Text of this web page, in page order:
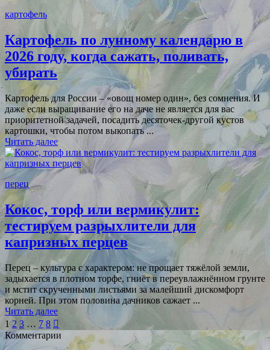
картофель
Картофель по лунному календарю в
2026 году, когда сажать, поливать,
убирать
Картофель для России – «овощ номер один», без сомнения. И
даже если выращивание его на даче не является для вас
приоритетной задачей, посадить десяточек-другой кустов
картошки, чтобы потом выкопать ...
Читать далее
перец
Кокос, торф или вермикулит:
тестируем разрыхлители для
капризных перцев
Перец – культура с характером: не прощает тяжёлой земли,
задыхается в плотном торфе, гниёт в переувлажнённом грунте
и мстит скрученными листьями за малейший дискомфорт
корней. При этом половина дачников сажает ...
Читать далее
Пагинация
записей
1 2 3 … 7 8 
Комментарии